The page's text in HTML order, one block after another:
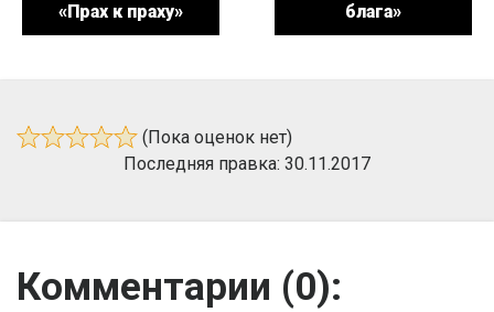
«Прах к праху»
блага»
(Пока оценок нет)
Последняя правка: 30.11.2017
Комментарии (0):